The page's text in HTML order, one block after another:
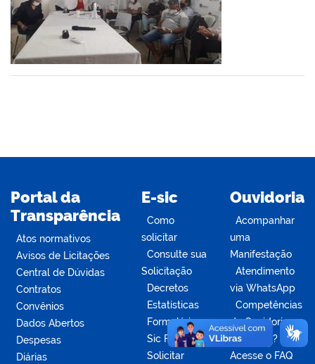
Portal da
Transparência
Atos normativos
Avisos de Licitações
Central de Dúvidas
Contratos
Convênios
Dados Abertos
Despesas
Diárias
E-sic
Como
solicitar
Consulte sua
Solicitação
Decretos
Estatísticas
Formulários
Sic Físico
Solicitar
Ouvidoria
Acompanhar
uma
Manifestação
Atendimento
via WhatsApp
Competências
da Ouvidoria
Dúvidas?
Acesse o FAQ